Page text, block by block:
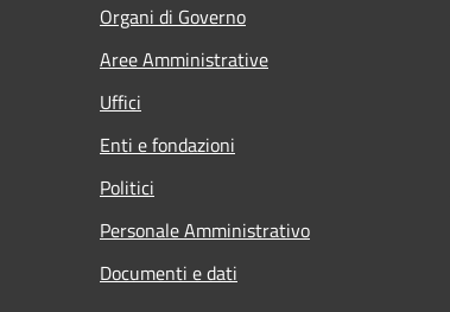
Organi di Governo
Aree Amministrative
Uffici
Enti e fondazioni
Politici
Personale Amministrativo
Documenti e dati